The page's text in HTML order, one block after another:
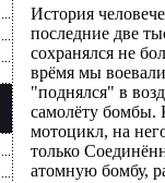
История
последние две
сохранялся не
врёмя мы
"поднялся" в
самолёту бомбы.
мотоцикл, на
только
атомную бомбу,